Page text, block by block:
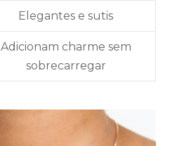
Elegantes e sutis
Adicionam charme sem
sobrecarregar